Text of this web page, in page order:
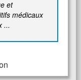
et
médicaux
...